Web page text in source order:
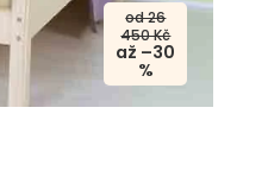
od 26
450 Kč
až –30
%